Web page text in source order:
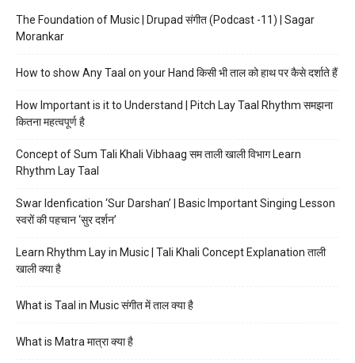
The Foundation of Music | Drupad संगीत (Podcast -11) | Sagar
Morankar
How to show Any Taal on your Hand किसी भी ताल को हाथ पर कैसे दर्शाते हैं
How Important is it to Understand | Pitch Lay Taal Rhythm समझना
कितना महत्वपूर्ण है
Concept of Sum Tali Khali Vibhaag सम ताली खाली विभाग Learn
Rhythm Lay Taal
Swar Idenfication ‘Sur Darshan’ | Basic Important Singing Lesson
स्वरों की पहचान ‘सुर दर्शन’
Learn Rhythm Lay in Music | Tali Khali Concept Explanation ताली
खाली क्या है
What is Taal in Music संगीत में ताल क्या है
What is Matra मात्रा क्या है